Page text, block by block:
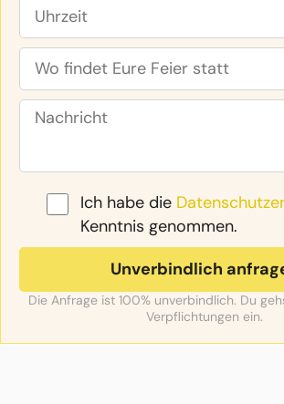
Ich habe die
Kenntnis genommen.
Die Anfrage ist 100% unverbindlich. Du
Verpflichtungen ein.